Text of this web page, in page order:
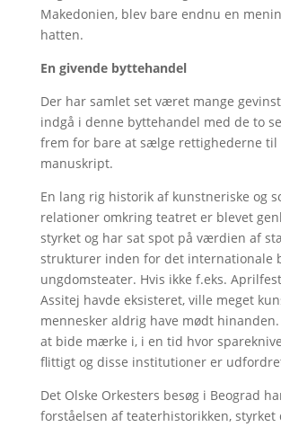
Makedonien, blev bare endnu en
hatten.
En givende byttehandel
Der har samlet set været mange
indgå i denne byttehandel med de to
frem for bare at sælge rettighederne til
manuskript.
En lang rig historik af kunstneriske og
relationer omkring teatret er blevet
styrket og har sat spot på værdien af
strukturer inden for det internationale
ungdomsteater. Hvis ikke f.eks.
Assitej havde eksisteret, ville meget
mennesker aldrig have mødt
at bide mærke i, i en tid hvor
flittigt og disse institutioner er
Det Olske Orkesters besøg i Beograd
forståelsen af teaterhistorikken, styrket